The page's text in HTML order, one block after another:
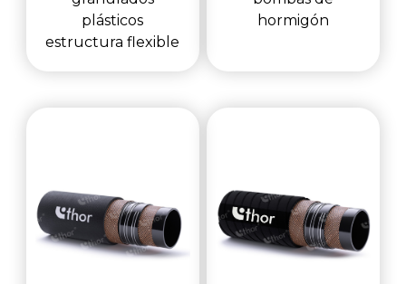
plásticos
estructura flexible
hormigón